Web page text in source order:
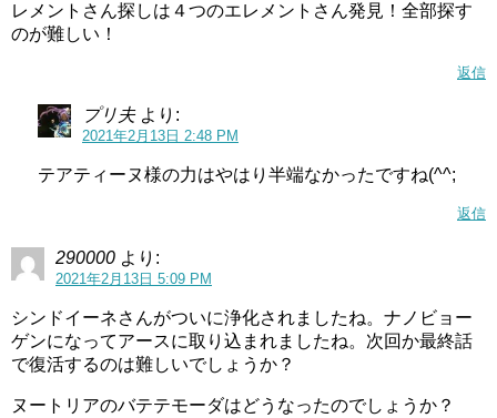
レメントさん探しは４つのエレメントさん発見！全部探す
のが難しい！
返信
プリ夫 より:
2021年2月13日 2:48 PM
テアティーヌ様の力はやはり半端なかったですね(^^;
返信
290000 より:
2021年2月13日 5:09 PM
シンドイーネさんがついに浄化されましたね。ナノビョー
ゲンになってアースに取り込まれましたね。次回か最終話
で復活するのは難しいでしょうか？
ヌートリアのバテテモーダはどうなったのでしょうか？